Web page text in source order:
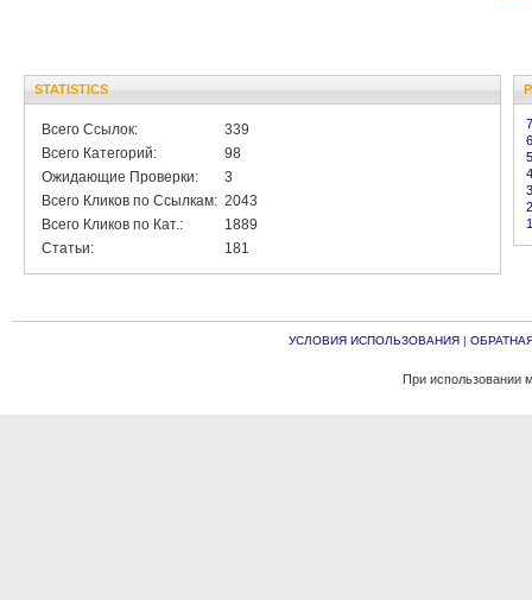
STATISTICS
Всего Ссылок:
339
Всего Категорий:
98
Ожидающие Проверки:
3
Всего Кликов по Ссылкам: 2043
Всего Кликов по Кат.:
1889
Статьи:
181
УСЛОВИЯ ИСПОЛЬЗОВАНИЯ|
При использовании